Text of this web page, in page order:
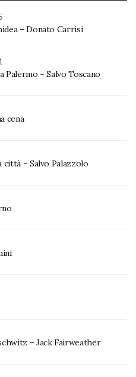
– Donato Carrisi
Palermo – Salvo Toscano
cena
città – Salvo Palazzolo
– Jack Fairweather